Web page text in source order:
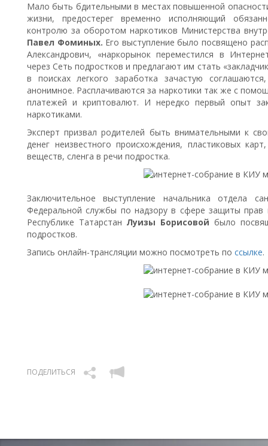
Мало быть бдительными в местах повышенной
жизни, предостерег временно исполняющий
контролю за оборотом наркотиков Министерства
Павел Фоминых. Его выступление было посвящено
Александрович, «наркорынок переместился в
через Сеть подростков и предлагают им стать
в поисках легкого заработка зачастую
анонимное. Расплачиваются за наркотики так же с
платежей и криптовалют. И нередко первый опыт
наркотиками.
Эксперт призвал родителей быть внимательными к
денег неизвестного происхождения, пластиковых
веществ, сленга в речи подростка.
Заключительное выступление начальника отдела
Федеральной службы по надзору в сфере защиты прав
Республике Татарстан Луизы Борисовой было
подростков.
Запись онлайн-трансляции можно посмотреть по ссылке.
ПОДЕЛИТЬСЯ